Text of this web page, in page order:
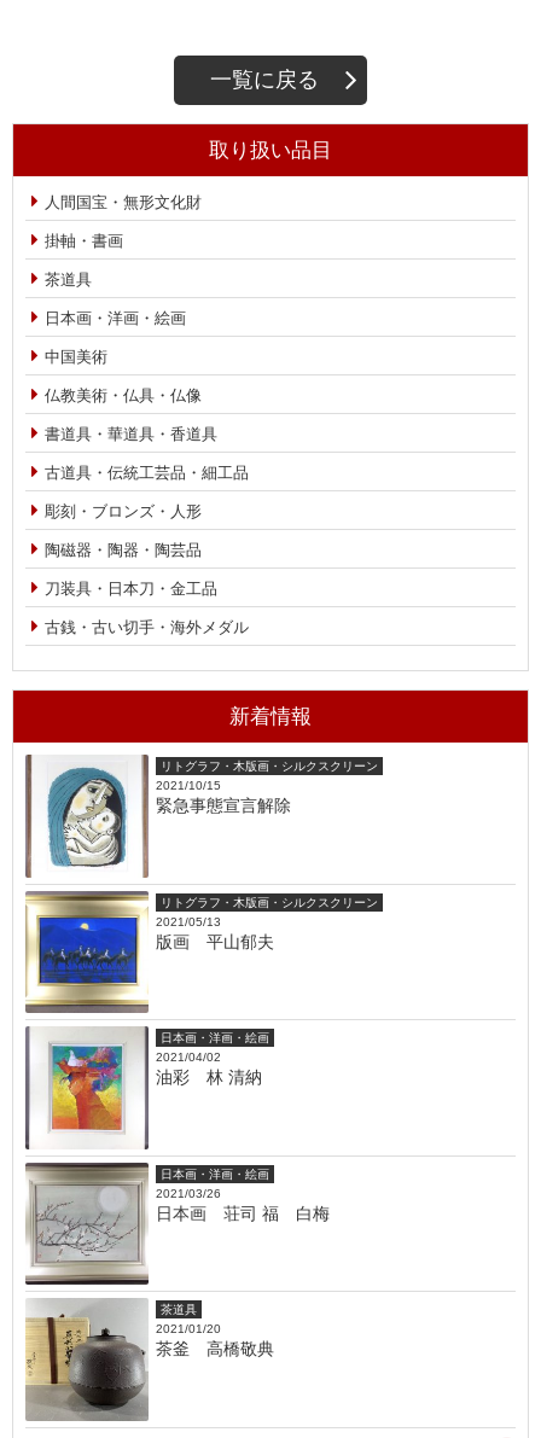
一覧に戻る
取り扱い品目
人間国宝・無形文化財
掛軸・書画
茶道具
日本画・洋画・絵画
中国美術
仏教美術・仏具・仏像
書道具・華道具・香道具
古道具・伝統工芸品・細工品
彫刻・ブロンズ・人形
陶磁器・陶器・陶芸品
刀装具・日本刀・金工品
古銭・古い切手・海外メダル
新着情報
リトグラフ・木版画・シルクスクリーン
2021/10/15
緊急事態宣言解除
リトグラフ・木版画・シルクスクリーン
2021/05/13
版画 平山郁夫
日本画・洋画・絵画
2021/04/02
油彩 林 清納
日本画・洋画・絵画
2021/03/26
日本画 荘司 福 白梅
茶道具
2021/01/20
茶釜 高橋敬典